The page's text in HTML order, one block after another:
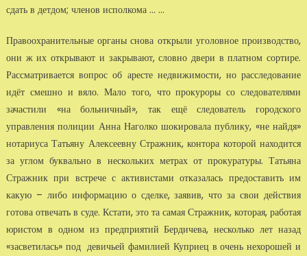
сдать в детдом; членов исполкома ... ...
Правоохранительные органы снова открыли уголовное производство,
они ж их открывают и закрывают, словно двери в платном сортире.
Рассматривается вопрос об аресте недвижимости, но расследование
идёт смешно и вяло. Мало того, что прокуроры со следователями
зачастили «на больничный», так ещё следователь городского
управления полиции Анна Наголко шокировала публику, «не найдя»
нотариуса Татьяну Алексеевну Стражник, контора которой находится
за углом буквально в нескольких метрах от прокуратуры. Татьяна
Стражник при встрече с активистами отказалась предоставить им
какую – либо информацию о сделке, заявив, что за свои действия
готова отвечать в суде. Кстати, это та самая Стражник, которая, работая
юристом в одном из предприятий Бердичева, несколько лет назад
«засветилась» под девичьей фамилией Куприец в очень нехорошей и